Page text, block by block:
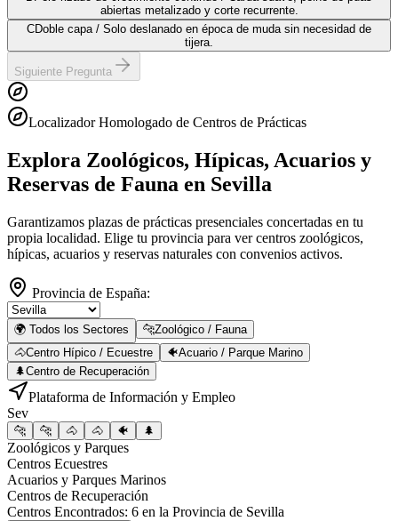
abiertas metalizado y corte recurrente.
CDoble capa / Solo deslanado en época de muda sin necesidad de
tijera.
Siguiente Pregunta
Localizador Homologado de Centros de Prácticas
Explora Zoológicos, Hípicas, Acuarios y
Reservas de Fauna en Sevilla
Garantizamos plazas de prácticas presenciales concertadas en tu
propia localidad. Elige tu provincia para ver centros zoológicos,
hípicas, acuarios y reservas naturales con convenios activos.
Provincia de España:
🌍 Todos los Sectores 🐆Zoológico / Fauna
🐴Centro Hípico / Ecuestre 🐠Acuario / Parque Marino
🌲Centro de Recuperación
Plataforma de Información y Empleo
Sev
🐆 🐆 🐴 🐴 🐠 🌲
Zoológicos y Parques
Centros Ecuestres
Acuarios y Parques Marinos
Centros de Recuperación
Centros Encontrados: 6 en la Provincia de Sevilla